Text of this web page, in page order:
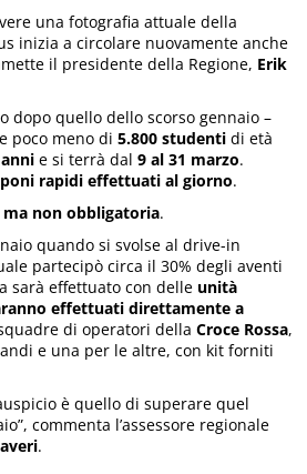
una fotografia attuale della
inizia a circolare nuovamente anche
il presidente della Regione, Erik
dopo quello dello scorso gennaio –
poco meno di5.800 studenti di età
e si terrà dal9 al 31 marzo.
rapidi effettuati al giorno.
ma non obbligatoria.
quando si svolse al drive-in
partecipò circa il 30% degli aventi
sarà effettuato con delle unità
effettuati direttamente a
di operatori dellaCroce Rossa,
e una per le altre, con kit forniti
è quello di superare quel
commenta l’assessore regionale
.